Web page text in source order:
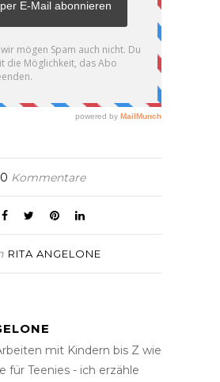
0 Kommentare
RITA ANGELONE
mit Kindern bis Z wie
für Teenies - ich erzähle